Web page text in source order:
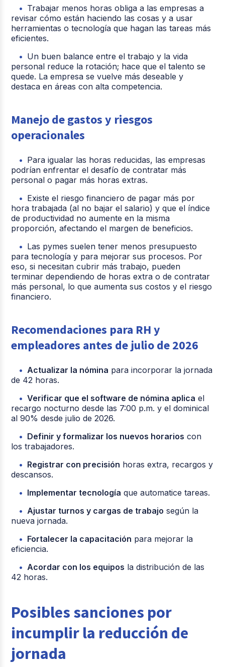
Trabajar menos horas obliga a las empresas a
revisar cómo están haciendo las cosas y a usar
herramientas o tecnología que hagan las tareas más
eficientes.
Un buen balance entre el trabajo y la vida
personal reduce la rotación; hace que el talento se
quede. La empresa se vuelve más deseable y
destaca en áreas con alta competencia.
Manejo de gastos y riesgos
operacionales
Para igualar las horas reducidas, las empresas
podrían enfrentar el desafío de contratar más
personal o pagar más horas extras.
Existe el riesgo financiero de pagar más por
hora trabajada (al no bajar el salario) y que el índice
de productividad no aumente en la misma
proporción, afectando el margen de beneficios.
Las pymes suelen tener menos presupuesto
para tecnología y para mejorar sus procesos. Por
eso, si necesitan cubrir más trabajo, pueden
terminar dependiendo de horas extra o de contratar
más personal, lo que aumenta sus costos y el riesgo
financiero.
Recomendaciones para RH y
empleadores antes de julio de 2026
Actualizar la nómina para incorporar la jornada
de 42 horas.
Verificar que el software de nómina aplica el
recargo nocturno desde las 7:00 p.m. y el dominical
al 90% desde julio de 2026.
Definir y formalizar los nuevos horarios con
los trabajadores.
Registrar con precisión horas extra, recargos y
descansos.
Implementar tecnología que automatice tareas.
Ajustar turnos y cargas de trabajo según la
nueva jornada.
Fortalecer la capacitación para mejorar la
eficiencia.
Acordar con los equipos la distribución de las
42 horas.
Posibles sanciones por
incumplir la reducción de
jornada